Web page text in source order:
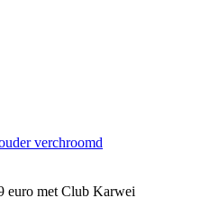
verchroomd
euro met Club Karwei